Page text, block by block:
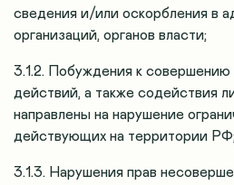
сведения и/или оскорбления в
организаций, органов власти;
3.1.2. Побуждения к совершению
действий, а также содействия
направлены на нарушение
действующих на территории
3.1.3. Нарушения прав